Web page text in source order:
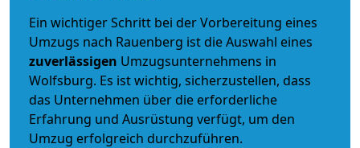
Ein wichtiger Schritt bei der Vorbereitung eines
Umzugs nach Rauenberg ist die Auswahl eines
zuverlässigen Umzugsunternehmens in
Wolfsburg. Es ist wichtig, sicherzustellen, dass
das Unternehmen über die erforderliche
Erfahrung und Ausrüstung verfügt, um den
Umzug erfolgreich durchzuführen.